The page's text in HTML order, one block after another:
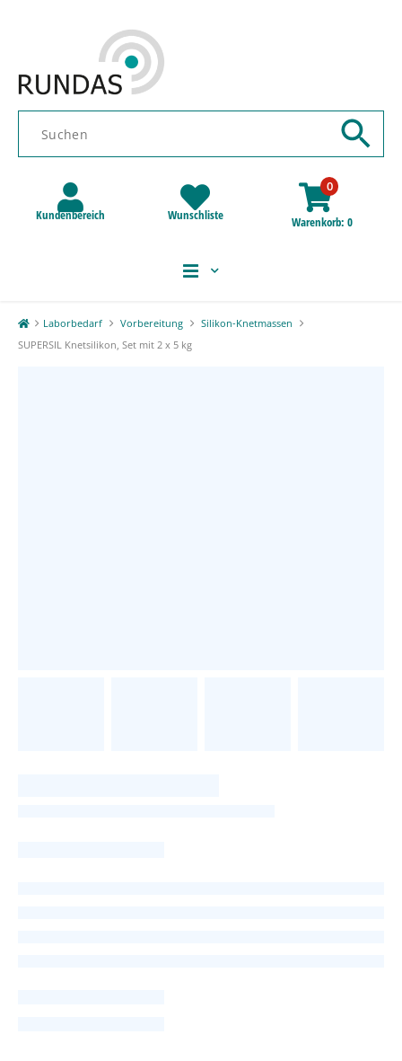
Kundenbereich Wunschliste
0
Warenkorb 0
Laborbedarf Vorbereitung
Silikon-Knetmassen
SUPERSIL Knetsilikon, Set mit 2 x 5 kg